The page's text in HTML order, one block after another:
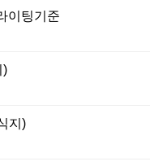
이팅기준
)
지)